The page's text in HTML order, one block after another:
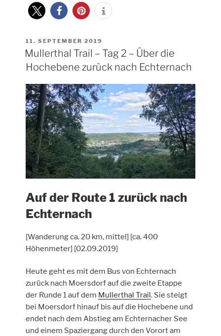
Tag
3
Durch
Felsgiganten
und
VERÖFFENTLICHT
AM
11. SEPTEMBER 2019
Mullerthal Trail – Tag 2 – Über die
Hochebene zurück nach Echternach
Auf der Route 1 zurück nach
Echternach
[Wanderung ca. 20 km, mittel] [ca. 400
Höhenmeter] [02.09.2019]
Heute geht es mit dem Bus von Echternach
zurück nach Moersdorf auf die zweite Etappe
der Runde 1 auf dem Mullerthal Trail. Sie steigt
bei Moersdorf hinauf bis auf die Hochebene und
endet nach dem Abstieg am Echternacher See
und einem Spaziergang durch den Vorort am